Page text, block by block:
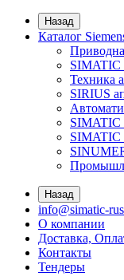
Назад
Каталог
SIMATIC
Техника
SIRIUS
SIMATIC
SIMATIC
Назад
info@simatic-
О компании
Доставка,
Контакты
Тендеры